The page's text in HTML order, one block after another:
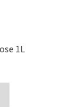
1L